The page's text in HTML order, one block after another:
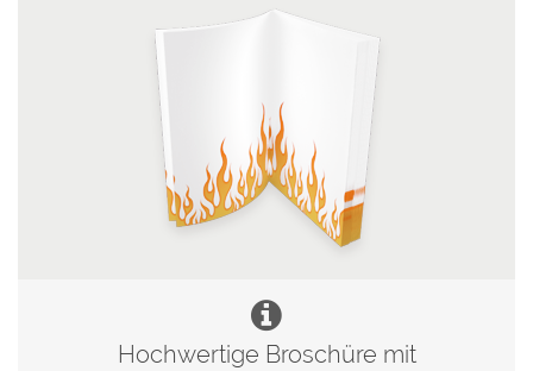
Hochwertige Broschüre mit